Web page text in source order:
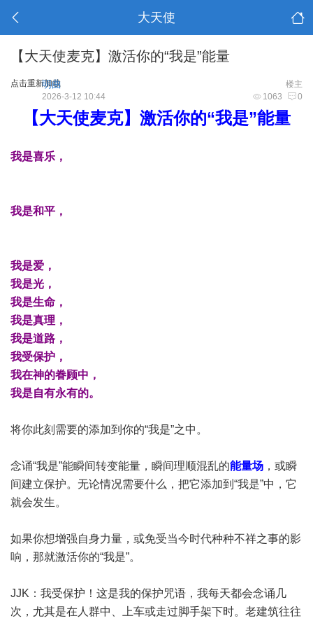
大天使
【大天使麦克】激活你的“我是”能量
点击重新加载 楼主
明曲
1063 0
2026-3-12 10:44
【大天使麦克】激活你的“我是”能量
我是喜乐，
我是和平，
我是爱，
我是光，
我是生命，
我是真理，
我是道路，
我受保护，
我在神的眷顾中，
我是自有永有的。
将你此刻需要的添加到你的“我是”之中。
念诵“我是”能瞬间转变能量，瞬间理顺混乱的能量场 ，或瞬
间建立保护。无论情况需要什么，把它添加到“我是”中，它
就会发生。
如果你想增强自身力量，或免受当今时代种种不祥之事的影
响，那就激活你的“我是”。
JJK：我受保护！这是我的保护咒语，我每天都会念诵几
次，尤其是在人群中、上车或走过脚手架下时。老建筑往往